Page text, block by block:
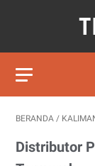
BERANDA /
Distributor